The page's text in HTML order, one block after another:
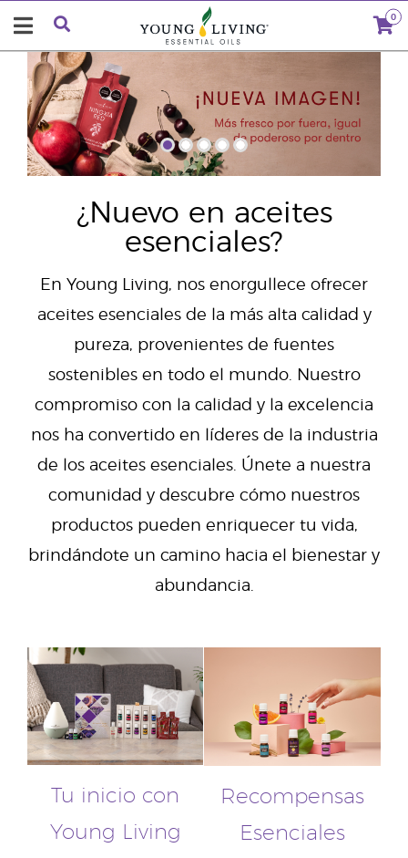
0
¿Nuevo en aceites
esenciales?
En Young Living, nos enorgullece ofrecer
aceites esenciales de la más alta calidad y
pureza, provenientes de fuentes
sostenibles en todo el mundo. Nuestro
compromiso con la calidad y la excelencia
nos ha convertido en líderes de la industria
de los aceites esenciales. Únete a nuestra
comunidad y descubre cómo nuestros
productos pueden enriquecer tu vida,
brindándote un camino hacia el bienestar y
abundancia.
Tu inicio con
Young Living
Recompensas
Esenciales